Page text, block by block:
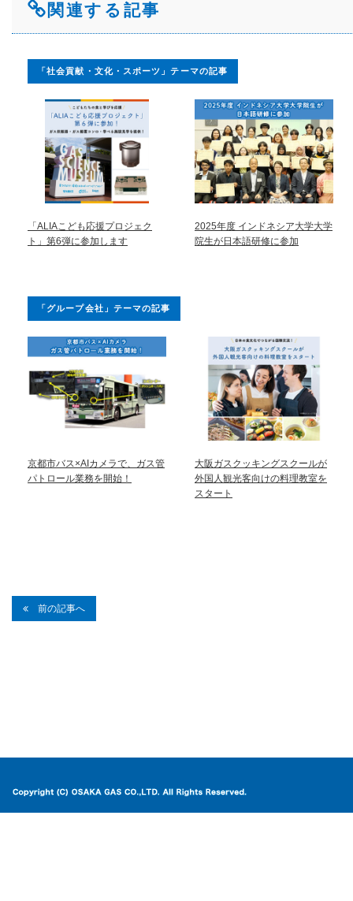
関連する記事
「社会貢献・文化・スポーツ」テーマの記事
「ALIAこども応援プロジェク
ト」第6弾に参加します
2025年度 インドネシア大学大学
院生が日本語研修に参加
「グループ会社」テーマの記事
京都市バス×AIカメラで、ガス管
パトロール業務を開始！
大阪ガスクッキングスクールが
外国人観光客向けの料理教室を
スタート
前の記事へ